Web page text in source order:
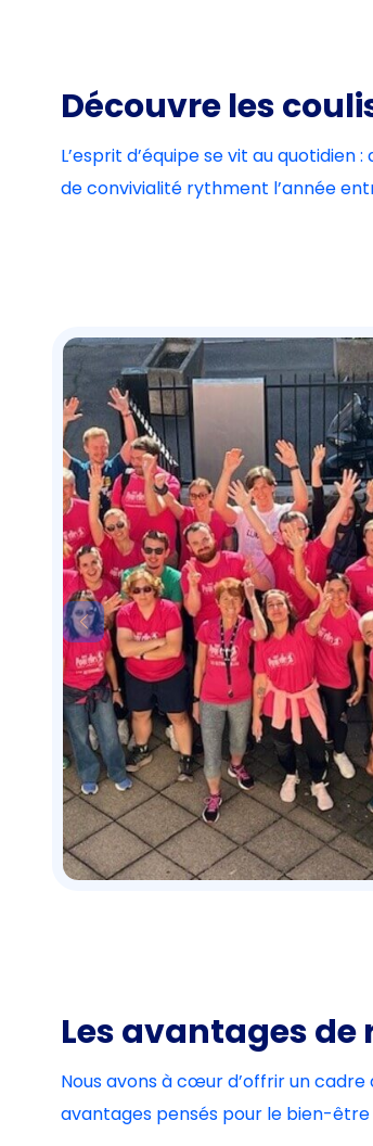
Découvre les
L’esprit d’équipe se vit au
de convivialité rythment l’année
Les avantages
Nous avons à cœur d’offrir un
avantages pensés pour le bien-être